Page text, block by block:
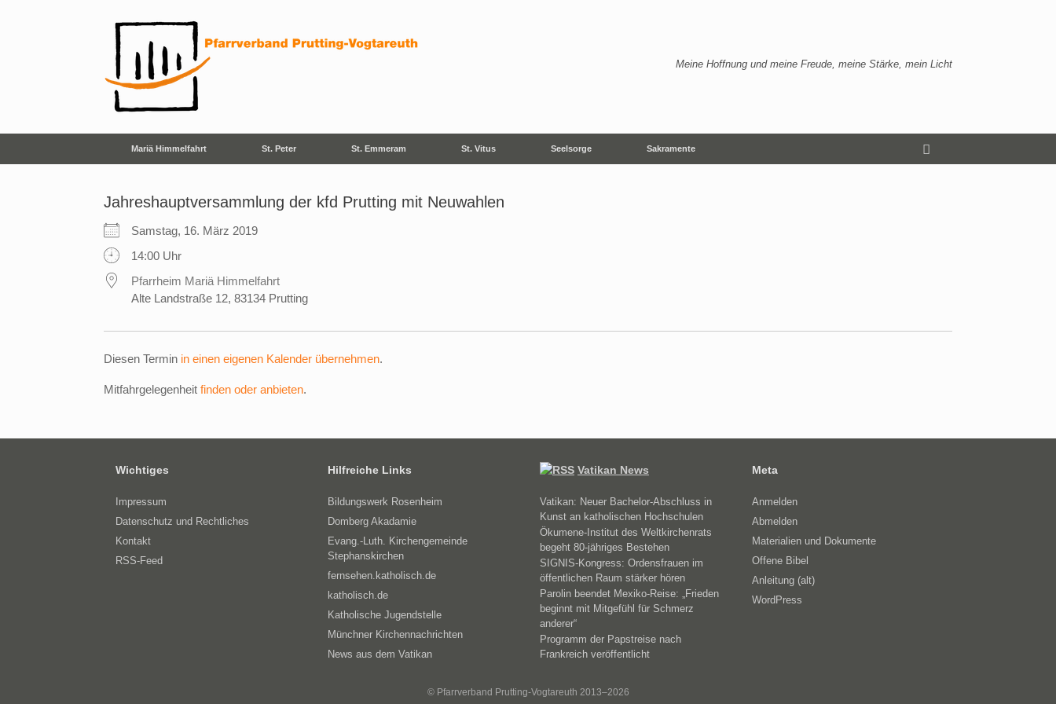
Meine Hoffnung und meine Freude, meine Stärke, mein Licht
Mariä Himmelfahrt St. Peter St. Emmeram St. Vitus Seelsorge Sakramente
Jahreshauptversammlung der kfd Prutting mit Neuwahlen
Samstag, 16. März 2019
14:00 Uhr
Pfarrheim Mariä Himmelfahrt
Alte Landstraße 12, 83134 Prutting
Diesen Termin in einen eigenen Kalender übernehmen.
Mitfahrgelegenheit finden oder anbieten.
Wichtiges
Impressum
Datenschutz und Rechtliches
Kontakt
RSS-Feed
Hilfreiche Links
Bildungswerk Rosenheim
Domberg Akadamie
Evang.-Luth. Kirchengemeinde
Stephanskirchen
fernsehen.katholisch.de
katholisch.de
Katholische Jugendstelle
Münchner Kirchennachrichten
News aus dem Vatikan
Vatikan News
Vatikan: Neuer Bachelor-Abschluss in
Kunst an katholischen Hochschulen
Ökumene-Institut des Weltkirchenrats
begeht 80-jähriges Bestehen
SIGNIS-Kongress: Ordensfrauen im
öffentlichen Raum stärker hören
Parolin beendet Mexiko-Reise: „Frieden
beginnt mit Mitgefühl für Schmerz
anderer“
Programm der Papstreise nach
Frankreich veröffentlicht
Meta
Anmelden
Abmelden
Materialien und Dokumente
Offene Bibel
Anleitung (alt)
WordPress
© Pfarrverband Prutting-Vogtareuth 2013–2026